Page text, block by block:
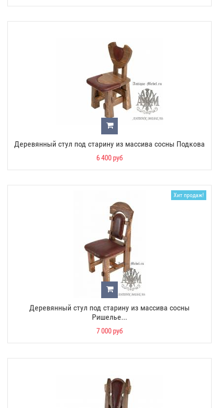
Деревянный стул под старину из массива сосны Подкова
6 400 руб
Хит продаж!
Деревянный стул под старину из массива сосны
Ришелье...
7 000 руб